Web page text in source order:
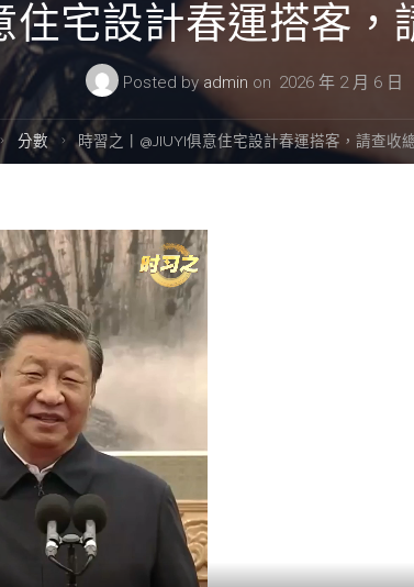
住宅設計春運搭客
Posted by admin on 2026 年 2 月 6 日
分數 時習之丨@JIUYI俱意住宅設計春運搭客，請查收